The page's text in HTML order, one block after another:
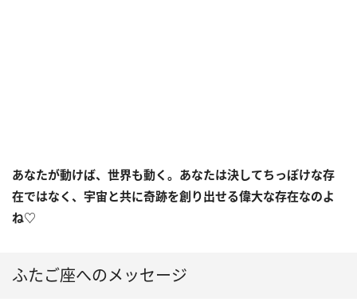
あなたが動けば、世界も動く。あなたは決してちっぽけな存
在ではなく、宇宙と共に奇跡を創り出せる偉大な存在なのよ
ね♡
ふたご座へのメッセージ